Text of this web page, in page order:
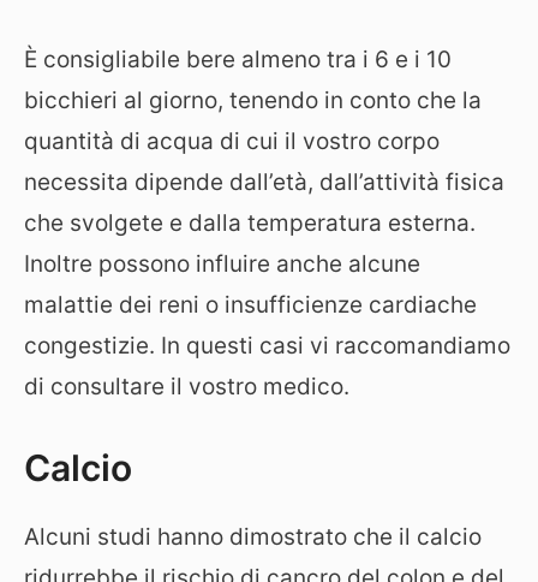
È consigliabile bere almeno tra i 6 e i 10
bicchieri al giorno, tenendo in conto che la
quantità di acqua di cui il vostro corpo
necessita dipende dall’età, dall’attività fisica
che svolgete e dalla temperatura esterna.
Inoltre possono influire anche alcune
malattie dei reni o insufficienze cardiache
congestizie. In questi casi vi raccomandiamo
di consultare il vostro medico.
Calcio
Alcuni studi hanno dimostrato che il calcio